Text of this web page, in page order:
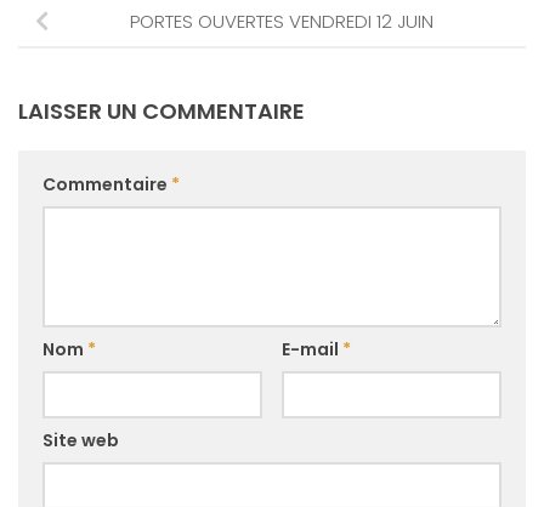
PORTES OUVERTES VENDREDI 12 JUIN
LAISSER UN COMMENTAIRE
Commentaire *
Nom * E-mail *
Site web